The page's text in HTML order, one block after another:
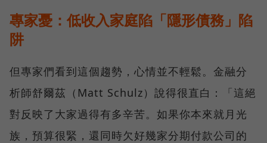
專家憂：低收入家庭陷「隱形債務」陷
阱
但專家們看到這個趨勢，心情並不輕鬆。金融分
析師舒爾茲（Matt Schulz）說得很直白：「這絕
對反映了大家過得有多辛苦。如果你本來就月光
族，預算很緊，還同時欠好幾家分期付款公司的